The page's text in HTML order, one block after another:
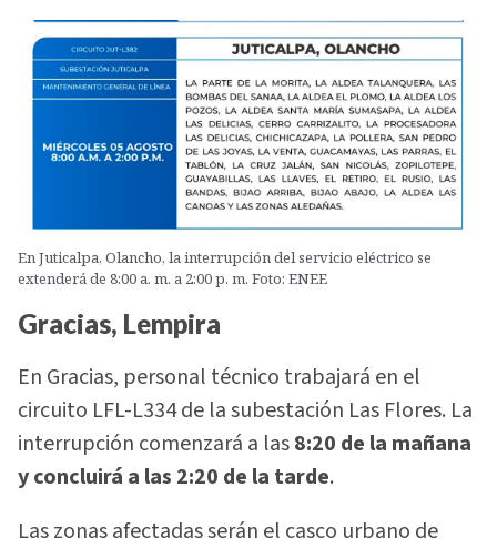
En Juticalpa, Olancho, la interrupción del servicio eléctrico se
extenderá de 8:00 a. m. a 2:00 p. m. Foto: ENEE
Gracias, Lempira
En Gracias, personal técnico trabajará en el
circuito LFL-L334 de la subestación Las Flores. La
interrupción comenzará a las8:20 de la mañana
y concluirá a las 2:20 de la tarde.
Las zonas afectadas serán el casco urbano de